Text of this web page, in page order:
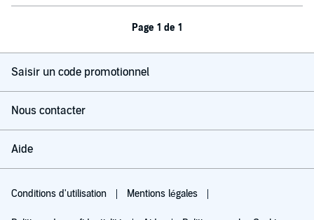
Page 1 de 1
Saisir un code promotionnel
Nous contacter
Aide
Conditions d'utilisation Mentions légales